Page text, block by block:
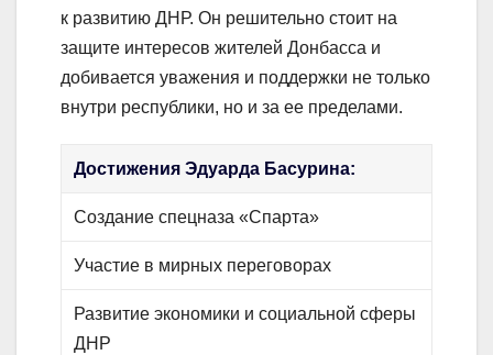
к развитию ДНР. Он решительно стоит на
защите интересов жителей Донбасса и
добивается уважения и поддержки не только
внутри республики, но и за ее пределами.
Достижения Эдуарда Басурина:
Создание спецназа «Спарта»
Участие в мирных переговорах
Развитие экономики и социальной сферы
ДНР